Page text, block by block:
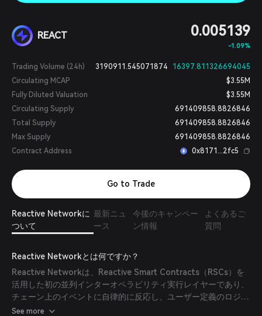
REACT 0.005139
-1.09%
Trading Volume (24h) 3190911.545071874
16397.811326694045
Circulating MCAP
$3.55M
Fully Diluted Valuation
$3.55M
Circulating Supply
691409858.8826846
Total Supply
691409858.8826846
Max Supply
691409858.8826846
Contract Address
0x8171...2fc5
Go to Trade
Reactive Networkに
ついて
最新ニュ
ース
今後のキャンペー
ン情報
よくあるご
質問
Reactive Networkとは何ですか？
Reactive Networkは、Reactive Smart Contracts（RSCs）を
活用した初の並列インターオペラビリティ実行レイヤーであり、
チェーン上のイベントに自律的に反応し、ユーザー定義のロジッ
クを実行することで、完全に分散化されたオンチェーンオートメ
See more